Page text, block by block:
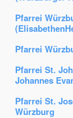
Pfarrei
Pfarrei
Pfarrei St.
Johannes
Pfarrei St.
Würzburg